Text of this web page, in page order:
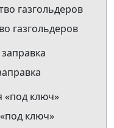
газгольдеров
ключ»